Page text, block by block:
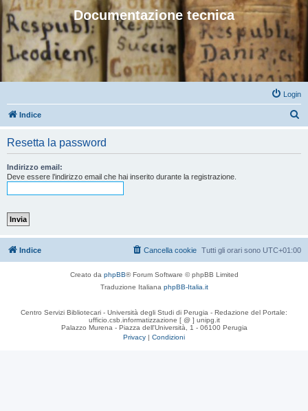
Documentazione tecnica
Login
Indice
Resetta la password
Indirizzo email:
Deve essere l’indirizzo email che hai inserito durante la registrazione.
Indice Tutti gli orari sono UTC+01:00
Cancella cookie
Creato da phpBB® Forum Software © phpBB Limited
Traduzione Italiana phpBB-Italia.it
Centro Servizi Bibliotecari - Università degli Studi di Perugia - Redazione del Portale:
ufficio.csb.informatizzazione [ @ ] unipg.it
Palazzo Murena - Piazza dell'Università, 1 - 06100 Perugia
Privacy | Condizioni